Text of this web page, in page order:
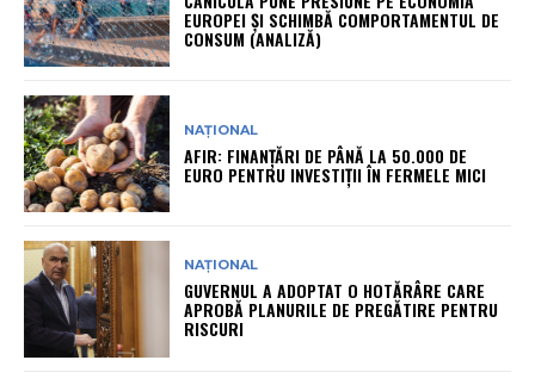
EUROPEI ȘI SCHIMBĂ COMPORTAMENTUL DE
CONSUM (ANALIZĂ)
NAȚIONAL
AFIR: FINANȚĂRI DE PÂNĂ LA 50.000 DE
EURO PENTRU INVESTIȚII ÎN FERMELE MICI
NAȚIONAL
GUVERNUL A ADOPTAT O HOTĂRÂRE CARE
APROBĂ PLANURILE DE PREGĂTIRE PENTRU
RISCURI